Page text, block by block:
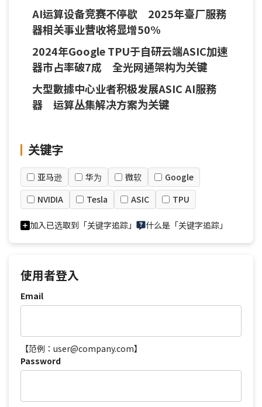
AI运算设备竞赛不停歇 2025年臺厂服務
器相关事业营收将显增50%
2024年Google TPU于自研云端ASIC加速
器市占率破7成 全光网通架构为关键
大型數據中心业者积极发展ASIC AI服務
器 运算丛集解决方案为关键
关键字
亚马逊 华为 微软
Google
NVIDIA
Tesla ASIC TPU
加入已选取到「关键字追踪」 什么是「关键字追踪」
使用者登入
Email
【范例：user@company.com】
Password